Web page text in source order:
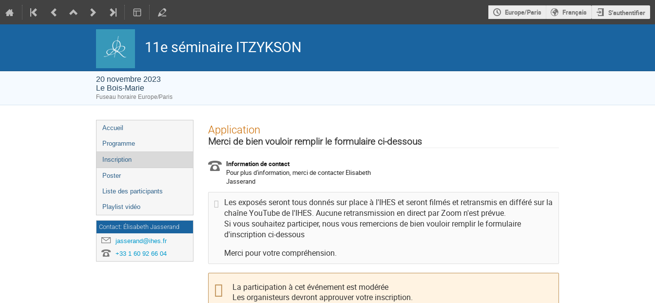
Europe/Paris Français S'authentifier
11e séminaire ITZYKSON
20 novembre 2023
Le Bois-Marie
Fuseau horaire Europe/Paris
Menu
de
l'événement
Accueil
Programme
Inscription
Poster
Liste des participants
Playlist vidéo
Contact: Élisabeth Jasserand
jasserand@ihes.fr
+33 1 60 92 66 04
Application
Merci de bien vouloir remplir le formulaire ci-dessous
Information de contact
Pour plus d'information, merci de contacter Elisabeth
Jasserand
Les exposés seront tous donnés sur place à l'IHES et seront filmés et retransmis en différé sur la
chaîne YouTube de l'IHES. Aucune retransmission en direct par Zoom n'est prévue.
Si vous souhaitez participer, nous vous remercions de bien vouloir remplir le formulaire
d'inscription ci-dessous
Merci pour votre compréhension.
La participation à cet événement est modérée
Les organisteurs devront approuver votre inscription.